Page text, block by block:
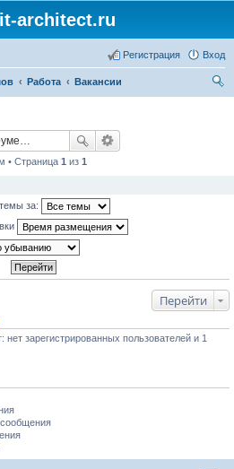
architect.ru
Вход
Регистрация
Работа
Вакансии
• Страница 1 из 1
за:
Перейти
зарегистрированных пользователей и 1
сообщения